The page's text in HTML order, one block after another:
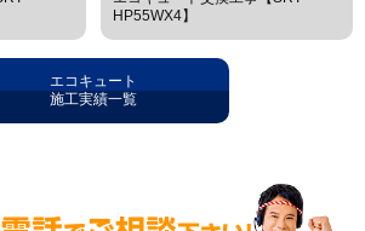
HP55WX4】
エコキュート
施工実績一覧